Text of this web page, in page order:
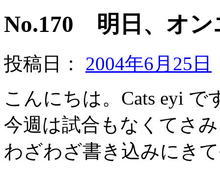
No.170 明日、オン
投稿日：
2004年6月25日
こんにちは。Cats eyi で
今週は試合もなくてさ
わざわざ書き込みにき